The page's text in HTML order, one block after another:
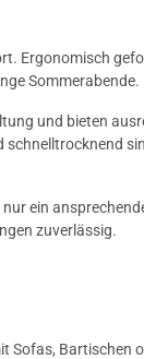
Ergonomisch
Sommerabende.
und bieten
ein
zuverlässig.
Sofas, Bartischen